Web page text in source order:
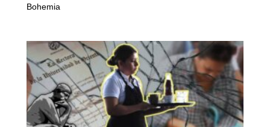
Bohemia